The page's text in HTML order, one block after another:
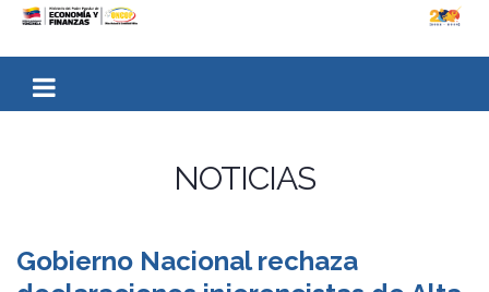
NOTICIAS
Gobierno Nacional rechaza